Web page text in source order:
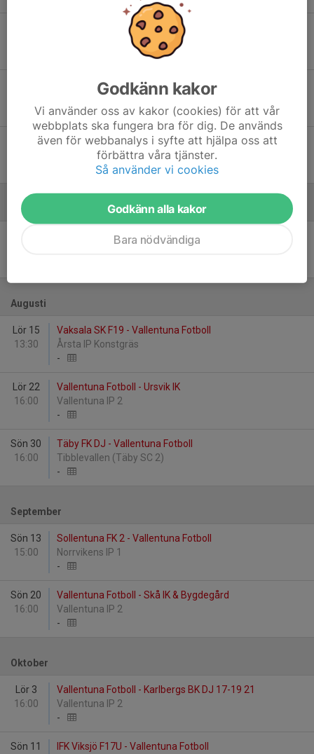
Djurgårdens IF FF DJ-1 Röd - Vallentuna Fotboll
Hjorthagens IP 1
Vallentuna Fotboll - Älvsjö AIK FF Div 2
Vallentuna IP 2
2-1
Sön 31
IFK Aspudden-Tellus 1 - Vallentuna Fotboll
Aspuddens IP 1
Juni
Vallentuna Fotboll - Ängby IF 1
Augusti
Lör 15
13:30
Vaksala SK F19 - Vallentuna Fotboll
Årsta IP Konstgräs
-
Lör 22
16:00
Vallentuna Fotboll - Ursvik IK
Vallentuna IP 2
-
Sön 30
16:00
Täby FK DJ - Vallentuna Fotboll
Tibblevallen (Täby SC 2)
-
September
Sön 13
15:00
Sollentuna FK 2 - Vallentuna Fotboll
Norrvikens IP 1
-
Sön 20
16:00
Vallentuna Fotboll - Skå IK & Bygdegård
Vallentuna IP 2
-
Oktober
Lör 3
16:00
Vallentuna Fotboll - Karlbergs BK DJ 17-19 21
Vallentuna IP 2
-
Sön 11
IFK Viksjö F17U - Vallentuna Fotboll
Godkänn kakor
Vi använder oss av kakor (cookies) för att vår
webbplats ska fungera bra för dig. De används
även för webbanalys i syfte att hjälpa oss att
förbättra våra tjänster.
Så använder vi cookies
Godkänn alla kakor
Bara nödvändiga